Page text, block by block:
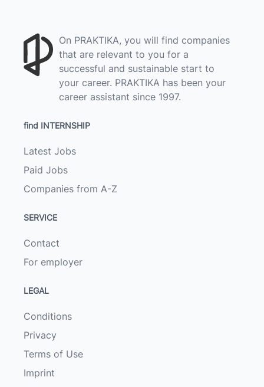
On PRAKTIKA, you will find companies
that are relevant to you for a
successful and sustainable start to
your career. PRAKTIKA has been your
career assistant since 1997.
find INTERNSHIP
Latest Jobs
Paid Jobs
Companies from A-Z
SERVICE
Contact
For employer
LEGAL
Conditions
Privacy
Terms of Use
Imprint